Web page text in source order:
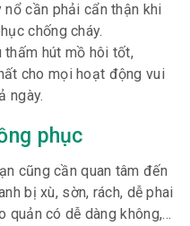
cần phải cẩn thận khi
chống cháy.
hút mồ hôi tốt,
cho mọi hoạt động vui
ngày.
phục
cũng cần quan tâm đến
bị xù, sờn, rách, dễ phai
quản có dễ dàng không,…